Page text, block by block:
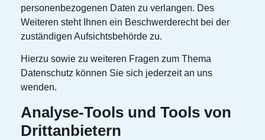
personenbezogenen Daten zu verlangen. Des
Weiteren steht Ihnen ein Beschwerderecht bei der
zuständigen Aufsichtsbehörde zu.
Hierzu sowie zu weiteren Fragen zum Thema
Datenschutz können Sie sich jederzeit an uns
wenden.
Analyse-Tools und Tools von
Dritt­anbietern